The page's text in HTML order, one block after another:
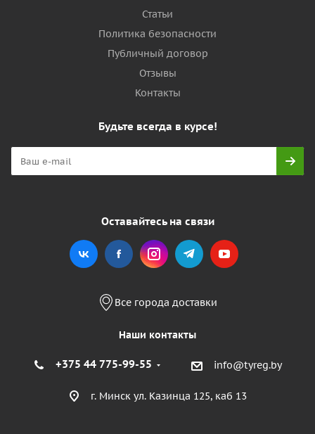
Статьи
Политика безопасности
Публичный договор
Отзывы
Контакты
Будьте всегда в курсе!
Оставайтесь на связи
Все города доставки
Наши контакты
+375 44 775-99-55 info@tyreg.by
г. Минск ул. Казинца 125, каб 13